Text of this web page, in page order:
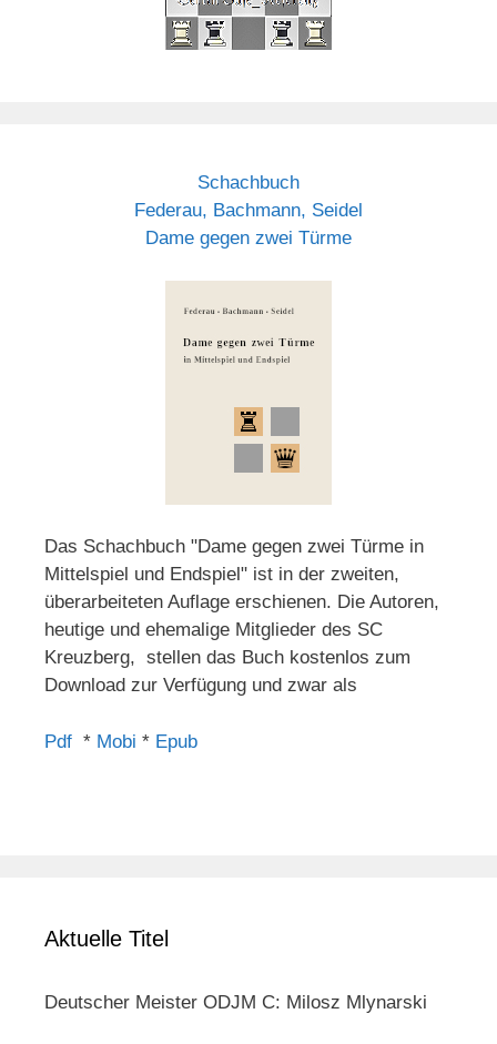
Schachbuch
Federau, Bachmann, Seidel
Dame gegen zwei Türme
Das Schachbuch "Dame gegen zwei Türme in
Mittelspiel und Endspiel" ist in der zweiten,
überarbeiteten Auflage erschienen. Die Autoren,
heutige und ehemalige Mitglieder des SC
Kreuzberg, stellen das Buch kostenlos zum
Download zur Verfügung und zwar als
Pdf * Mobi * Epub
Aktuelle Titel
Deutscher Meister ODJM C: Milosz Mlynarski